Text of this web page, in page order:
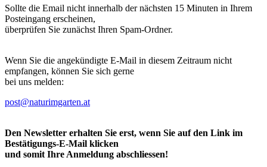
Sollte die Email nicht innerhalb der nächsten 15 Minuten in Ihrem
Posteingang erscheinen,
überprüfen Sie zunächst Ihren Spam-Ordner.
Wenn Sie die angekündigte E-Mail in diesem Zeitraum nicht
empfangen, können Sie sich gerne
bei uns melden:
post@naturimgarten.at
Den Newsletter erhalten Sie erst, wenn Sie auf den Link im
Bestätigungs-E-Mail klicken
und somit Ihre Anmeldung abschliessen!